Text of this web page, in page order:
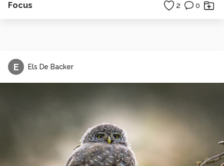
Focus 2 0
E Els De Backer